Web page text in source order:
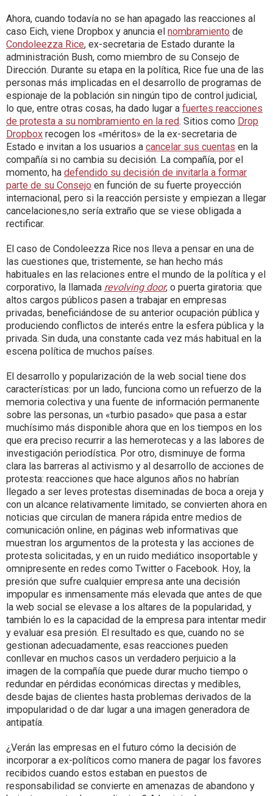
Ahora, cuando todavía no se han apagado las reacciones al
caso Eich, viene Dropbox y anuncia el nombramiento de
Condoleezza Rice, ex-secretaria de Estado durante la
administración Bush, como miembro de su Consejo de
Dirección. Durante su etapa en la política, Rice fue una de las
personas más implicadas en el desarrollo de programas de
espionaje de la población sin ningún tipo de control judicial,
lo que, entre otras cosas, ha dado lugar a fuertes reacciones
de protesta a su nombramiento en la red. Sitios como Drop
Dropbox recogen los «méritos» de la ex-secretaria de
Estado e invitan a los usuarios a cancelar sus cuentas en la
compañía si no cambia su decisión. La compañía, por el
momento, ha defendido su decisión de invitarla a formar
parte de su Consejo en función de su fuerte proyección
internacional, pero si la reacción persiste y empiezan a llegar
cancelaciones,no sería extraño que se viese obligada a
rectificar.
El caso de Condoleezza Rice nos lleva a pensar en una de
las cuestiones que, tristemente, se han hecho más
habituales en las relaciones entre el mundo de la política y el
corporativo, la llamada revolving door, o puerta giratoria: que
altos cargos públicos pasen a trabajar en empresas
privadas, beneficiándose de su anterior ocupación pública y
produciendo conflictos de interés entre la esfera pública y la
privada. Sin duda, una constante cada vez más habitual en la
escena política de muchos países.
El desarrollo y popularización de la web social tiene dos
características: por un lado, funciona como un refuerzo de la
memoria colectiva y una fuente de información permanente
sobre las personas, un «turbio pasado» que pasa a estar
muchísimo más disponible ahora que en los tiempos en los
que era preciso recurrir a las hemerotecas y a las labores de
investigación periodística. Por otro, disminuye de forma
clara las barreras al activismo y al desarrollo de acciones de
protesta: reacciones que hace algunos años no habrían
llegado a ser leves protestas diseminadas de boca a oreja y
con un alcance relativamente limitado, se convierten ahora en
noticias que circulan de manera rápida entre medios de
comunicación online, en páginas web informativas que
muestran los argumentos de la protesta y las acciones de
protesta solicitadas, y en un ruido mediático insoportable y
omnipresente en redes como Twitter o Facebook. Hoy, la
presión que sufre cualquier empresa ante una decisión
impopular es inmensamente más elevada que antes de que
la web social se elevase a los altares de la popularidad, y
también lo es la capacidad de la empresa para intentar medir
y evaluar esa presión. El resultado es que, cuando no se
gestionan adecuadamente, esas reacciones pueden
conllevar en muchos casos un verdadero perjuicio a la
imagen de la compañía que puede durar mucho tiempo o
redundar en pérdidas económicas directas y medibles,
desde bajas de clientes hasta problemas derivados de la
impopularidad o de dar lugar a una imagen generadora de
antipatía.
¿Verán las empresas en el futuro cómo la decisión de
incorporar a ex-políticos como manera de pagar los favores
recibidos cuando estos estaban en puestos de
responsabilidad se convierte en amenazas de abandono y